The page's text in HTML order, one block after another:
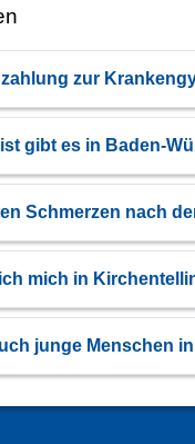
zur
gibt es in Baden-
Schmerzen nach
mich in
junge Menschen